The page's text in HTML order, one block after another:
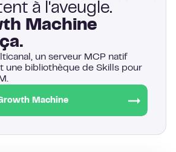
à l'aveugle.
Machine
un serveur MCP natif
une bibliothèque de Skills pour
Machine